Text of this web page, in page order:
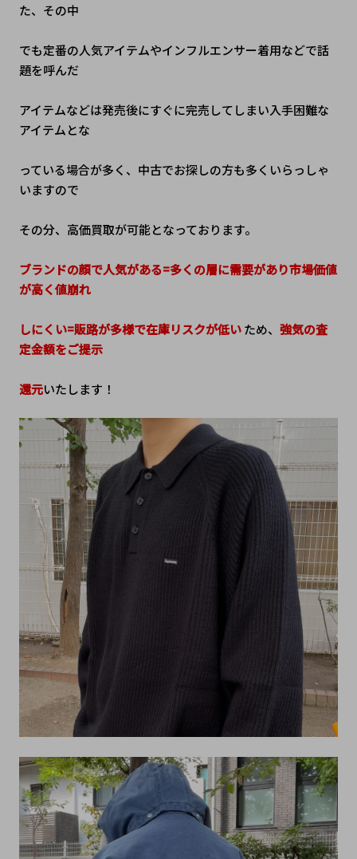
た、その中
でも定番の人気アイテムやインフルエンサー着用などで話
題を呼んだ
アイテムなどは発売後にすぐに完売してしまい入手困難な
アイテムとな
っている場合が多く、中古でお探しの方も多くいらっしゃ
いますので
その分、高価買取が可能となっております。
ブランドの顔で人気がある=多くの層に需要があり市場価値
が高く値崩れ
しにくい=販路が多様で在庫リスクが低い ため、 強気の査
定金額をご提示
還元いたします！